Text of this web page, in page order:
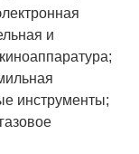
и
инструменты;